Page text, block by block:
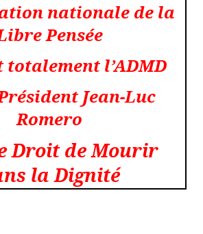
nationale de la
Pensée
totalement l’ADMD
Jean-Luc
Romero
Droit de Mourir
la Dignité